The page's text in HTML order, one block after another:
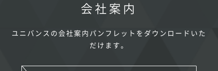
会社案内
ユニバンスの会社案内パンフレットをダウンロードいた
だけます。